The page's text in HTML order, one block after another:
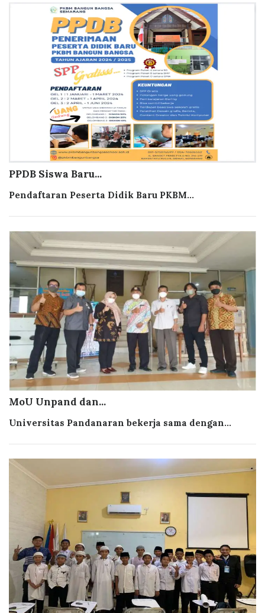
PPDB Siswa Baru...
Pendaftaran Peserta Didik Baru PKBM...
MoU Unpand dan...
Universitas Pandanaran bekerja sama dengan...